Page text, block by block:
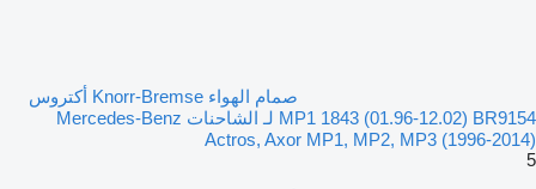
صمام الهواء Knorr-Bremse أكتروس
MP1 1843 (01.96-12.02) BR9154 لـ الشاحنات Mercedes-Benz
Actros, Axor MP1, MP2, MP3 (1996-2014)
5